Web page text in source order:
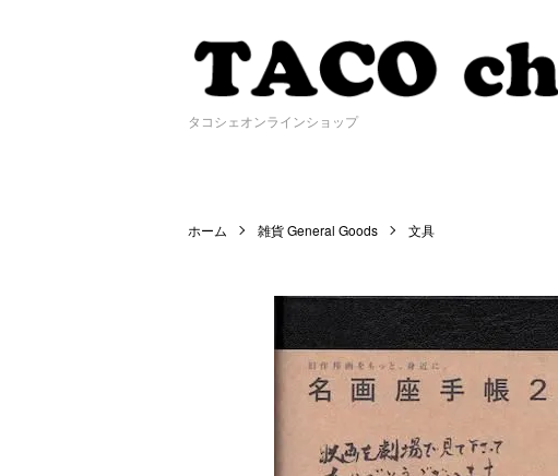
タコシェオンラインショップ
ホーム 雑貨 General Goods 文具